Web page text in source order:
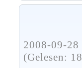
2008-09-
(Gelesen: